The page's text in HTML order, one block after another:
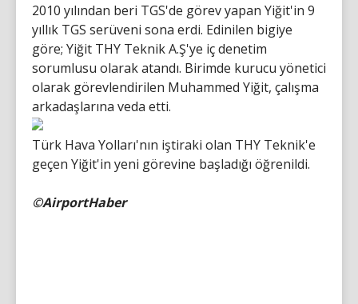
2010 yılından beri TGS'de görev yapan Yiğit'in 9
yıllık TGS serüveni sona erdi. Edinilen bigiye
göre; Yiğit THY Teknik A.Ş'ye iç denetim
sorumlusu olarak atandı. Birimde kurucu yönetici
olarak görevlendirilen Muhammed Yiğit, çalışma
arkadaşlarına veda etti.
Türk Hava Yolları'nın iştiraki olan THY Teknik'e
geçen Yiğit'in yeni görevine başladığı öğrenildi.
©AirportHaber